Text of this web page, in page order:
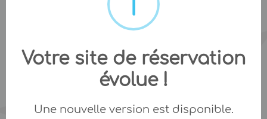
Votre site de réservation
évolue !
Une nouvelle version est disponible.